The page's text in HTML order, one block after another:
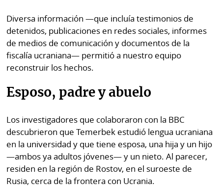
Diversa información —que incluía testimonios de
detenidos, publicaciones en redes sociales, informes
de medios de comunicación y documentos de la
fiscalía ucraniana— permitió a nuestro equipo
reconstruir los hechos.
Esposo, padre y abuelo
Los investigadores que colaboraron con la BBC
descubrieron que Temerbek estudió lengua ucraniana
en la universidad y que tiene esposa, una hija y un hijo
—ambos ya adultos jóvenes— y un nieto. Al parecer,
residen en la región de Rostov, en el suroeste de
Rusia, cerca de la frontera con Ucrania.